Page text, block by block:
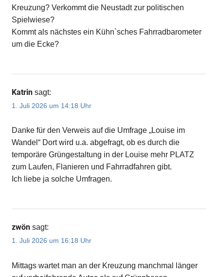
Kreuzung? Verkommt die Neustadt zur politischen
Spielwiese?
Kommt als nächstes ein Kühn`sches Fahrradbarometer
um die Ecke?
Katrin sagt:
1. Juli 2026 um 14:18 Uhr
Danke für den Verweis auf die Umfrage „Louise im
Wandel“ Dort wird u.a. abgefragt, ob es durch die
temporäre Grüngestaltung in der Louise mehr PLATZ
zum Laufen, Flanieren und Fahrradfahren gibt.
Ich liebe ja solche Umfragen.
zwön sagt:
1. Juli 2026 um 16:18 Uhr
Mittags wartet man an der Kreuzung manchmal länger